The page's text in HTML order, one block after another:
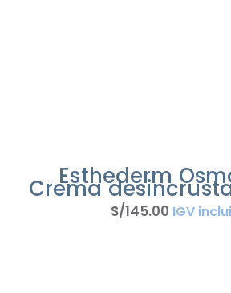
Esthederm
Crema
S/145.00 IGV